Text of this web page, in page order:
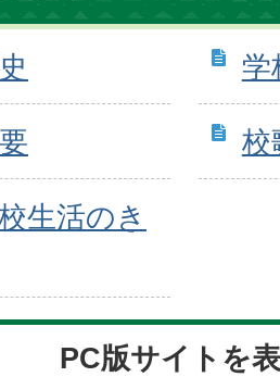
学
校
生活のき
PC版サイトを